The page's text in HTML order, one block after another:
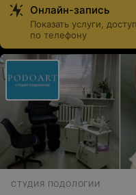
Онлайн-запись
Показать услуги,
по телефону
СТУДИЯ ПОДОЛОГИИ